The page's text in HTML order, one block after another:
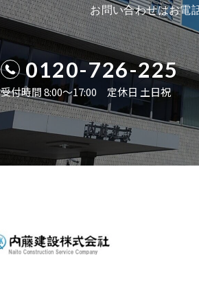
お問い合わせはお電
0120-726-225
受付時間 8:00〜17:00 定休日 土日祝